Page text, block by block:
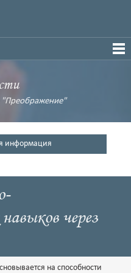
"Преображение"
информация
через
на способности